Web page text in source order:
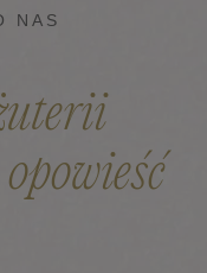
NAS
opowieść